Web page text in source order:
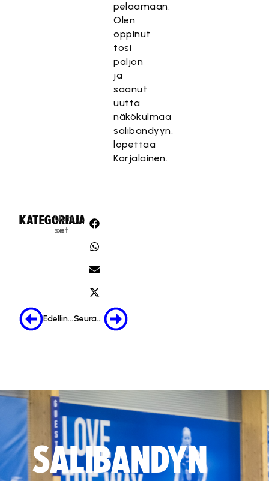
pelaamaan.
Olen
oppinut
tosi
paljon
ja
saanut
uutta
näkökulmaa
salibandyyn,
lopettaa
Karjalainen.
KATEGORIA:
Uuti
set
JAA:
Edellinen Seuraava
SALIBANDYN